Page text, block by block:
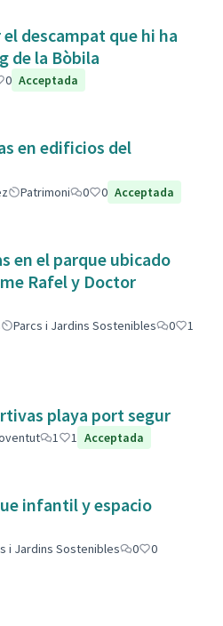
descampat que hi ha
de la Bòbila
0 Acceptada
en edificios del
Patrimoni 0 0 Acceptada
en el parque ubicado
Rafel y Doctor
Parcs i Jardins Sostenibles 0
1
playa port segur
1 1 Acceptada
infantil y espacio
i Jardins Sostenibles 0
0